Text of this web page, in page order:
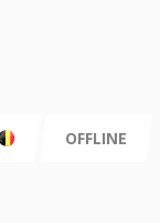
OFFLINE